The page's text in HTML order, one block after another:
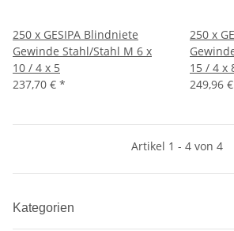
250 x GESIPA Blindniete
Gewinde Stahl/Stahl M 6 x
10 / 4 x 5
237,70 € *
250 x
15 / 4 x
249,96 €
Artikel 1 - 4 von 4
Kategorien